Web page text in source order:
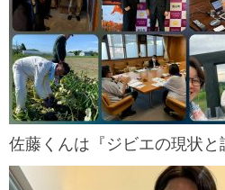
佐藤くんは『ジビエの現状と